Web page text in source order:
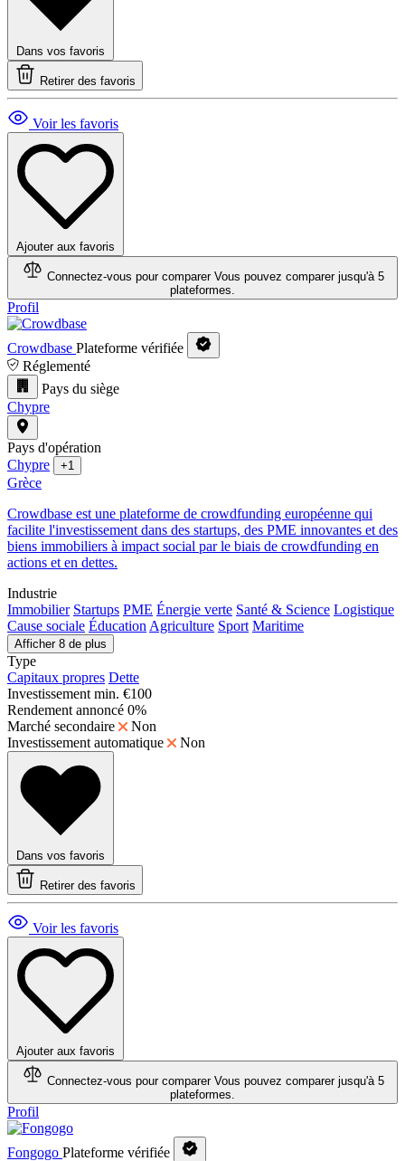
Dans vos favoris
Retirer des favoris
Voir les favoris
Ajouter aux favoris
Connectez-vous pour comparer Vous pouvez comparer jusqu'à 5
plateformes.
Profil
Crowdbase Plateforme vérifiée
Réglementé
Pays du siège
Chypre
Pays d'opération
Chypre
+1
Grèce
Crowdbase est une plateforme de crowdfunding européenne qui
facilite l'investissement dans des startups, des PME innovantes et des
biens immobiliers à impact social par le biais de crowdfunding en
actions et en dettes.
Industrie
Immobilier Startups PME Énergie verte Santé & Science Logistique
Cause sociale Éducation Agriculture Sport Maritime
Afficher 8 de plus
Type
Capitaux propres Dette
Investissement min. €100
Rendement annoncé 0%
Marché secondaire
Non
Investissement automatique
Non
Dans vos favoris
Retirer des favoris
Voir les favoris
Ajouter aux favoris
Connectez-vous pour comparer Vous pouvez comparer jusqu'à 5
plateformes.
Profil
Fongogo Plateforme vérifiée